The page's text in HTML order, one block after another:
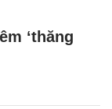
‘thăng